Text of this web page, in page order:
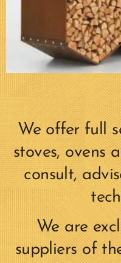
We offer full
stoves, ovens
consult,
We are
suppliers of